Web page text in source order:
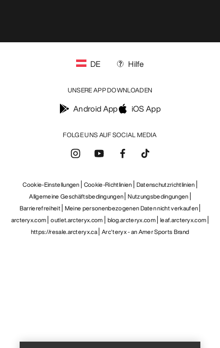
FOLGE UNS AUF SOCIAL MEDIA
DE Hilfe
UNSERE APP DOWNLOADEN
Android App iOS App
Cookie-Einstellungen Cookie-Richtlinien Datenschutzrichtlinien
Allgemeine Geschäftsbedingungen Nutzungsbedingungen
Barrierefreiheit Meine personenbezogenen Daten nicht verkaufen
arcteryx.com outlet.arcteryx.com blog.arcteryx.com leaf.arcteryx.com
https://resale.arcteryx.ca Arc'teryx - an Amer Sports Brand